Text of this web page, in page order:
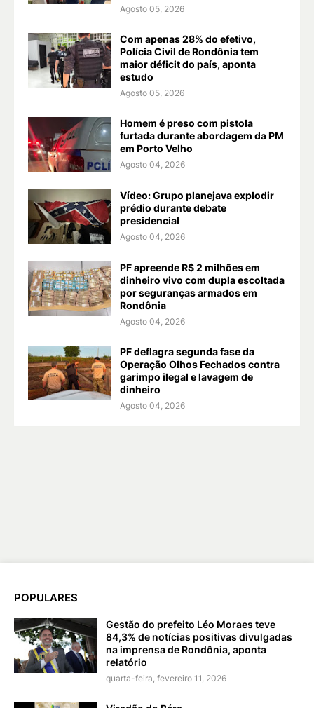
Agosto 05, 2026
Com apenas 28% do efetivo,
Polícia Civil de Rondônia tem
maior déficit do país, aponta
estudo
Agosto 05, 2026
Homem é preso com pistola
furtada durante abordagem da PM
em Porto Velho
Agosto 04, 2026
Vídeo: Grupo planejava explodir
prédio durante debate
presidencial
Agosto 04, 2026
PF apreende R$ 2 milhões em
dinheiro vivo com dupla escoltada
por seguranças armados em
Rondônia
Agosto 04, 2026
PF deflagra segunda fase da
Operação Olhos Fechados contra
garimpo ilegal e lavagem de
dinheiro
Agosto 04, 2026
POPULARES
Gestão do prefeito Léo Moraes teve
84,3% de notícias positivas divulgadas
na imprensa de Rondônia, aponta
relatório
quarta-feira, fevereiro 11, 2026